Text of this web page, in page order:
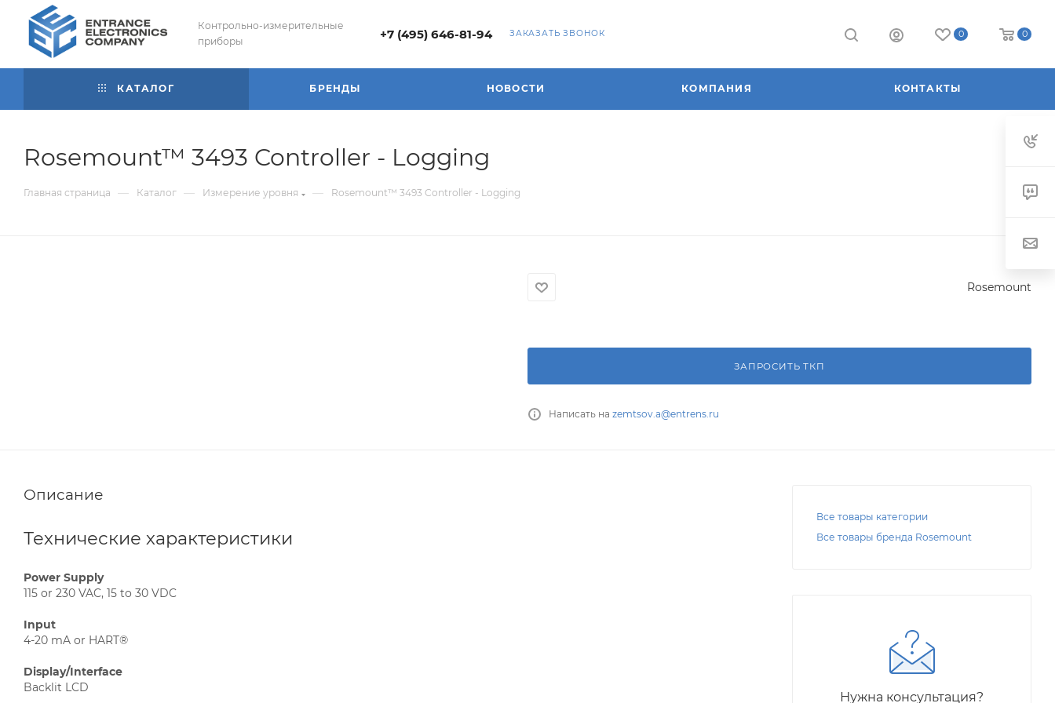
Контрольно-измерительные
приборы
+7 (495) 646-81-94 ЗАКАЗАТЬ ЗВОНОК 0 0
КАТАЛОГ БРЕНДЫ НОВОСТИ КОМПАНИЯ КОНТАКТЫ
Rosemount™ 3493 Controller - Logging
Главная страница — Каталог — Измерение уровня — Rosemount™ 3493 Controller - Logging
Rosemount
ЗАПРОСИТЬ ТКП
Написать на zemtsov.a@entrens.ru
Описание
Технические характеристики
Power Supply
115 or 230 VAC, 15 to 30 VDC
Input
4-20 mA or HART®
Display/Interface
Backlit LCD
Все товары категории
Все товары бренда Rosemount
Нужна консультация?